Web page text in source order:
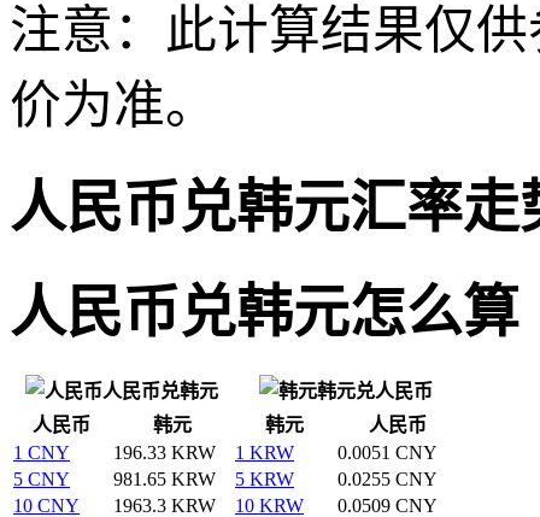
注意：此计算结果仅
价为准。
人民币兑韩元汇率走
人民币兑韩元怎么算
人民币兑韩元
韩元兑人民币
人民币
韩元 韩元
人民币
1 CNY
196.33 KRW 1 KRW
0.0051 CNY
5 CNY
981.65 KRW 5 KRW
0.0255 CNY
10 CNY
1963.3 KRW 10 KRW
0.0509 CNY